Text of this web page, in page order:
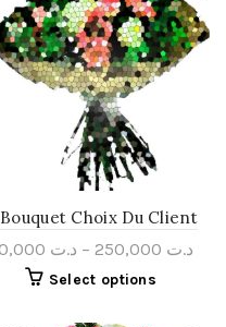
Bouquet Choix Du Client
د.ت – د.ت
Select options